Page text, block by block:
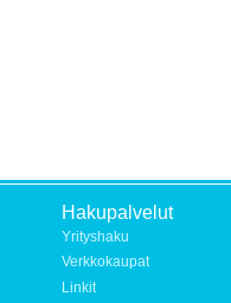
Hakupalvelut
Yrityshaku
Verkkokaupat
Linkit